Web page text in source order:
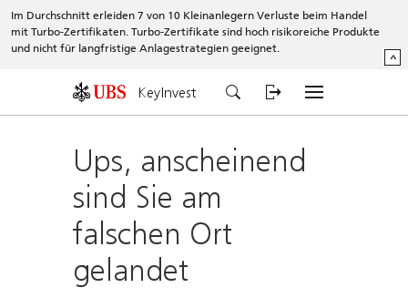
Im Durchschnitt erleiden 7 von 10 Kleinanlegern Verluste beim Handel
mit Turbo-Zertifikaten. Turbo-Zertifikate sind hoch risikoreiche Produkte
und nicht für langfristige Anlagestrategien geeignet.
^
KeyInvest
Ups, anscheinend
sind Sie am
falschen Ort
gelandet